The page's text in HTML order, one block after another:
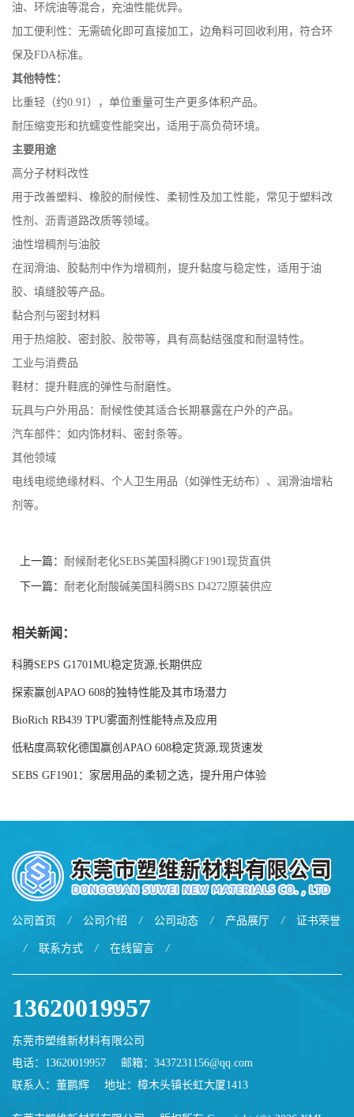
油、环烷油等混合，充油性能优异。
加工便利性 ：无需硫化即可直接加工，边角料可回收利用，符合环
保及FDA标准。
其他特性：
比重轻（约0.91 ），单位重量可生产更多体积产品。
耐压缩变形和抗蠕变性能突出，适用于高负荷环境。
主要用途
高分子材料改性
用于改善塑料、橡胶的耐候性、柔韧性及加工性能，常见于塑料改
性剂、沥青道路改质等领域。
油性增稠剂与油胶
在润滑油、胶黏剂中作为增稠剂，提升黏度与稳定性，适用于油
胶、填缝胶等产品。
黏合剂与密封材料
用于热熔胶、密封胶、胶带等，具有高黏结强度和耐温特性。
工业与消费品
鞋材：提升鞋底的弹性与耐磨性。
玩具与户外用品 ：耐候性使其适合长期暴露在户外的产品。
汽车部件：如内饰材料、密封条等。
其他领域
电线电缆绝缘材料、个人卫生用品（如弹性无纺布）、润滑油增粘
剂等。
上一篇： 耐候耐老化SEBS美国科腾GF1901现货直供
下一篇： 耐老化耐酸碱美国科腾SBS D4272原装供应
相关新闻：
科腾SEPS G1701MU稳定货源,长期供应
探索赢创APAO 608的独特性能及其市场潜力
BioRich RB439 TPU雾面剂性能特点及应用
低粘度高软化德国赢创APAO 608稳定货源,现货速发
SEBS GF1901：家居用品的柔韧之选，提升用户体验
公司首页 / 公司介绍 / 公司动态 / 产品展厅 / 证书荣誉
/ 联系方式 / 在线留言 /
13620019957
东莞市塑维新材料有限公司
电话：13620019957
邮箱： 3437231156@qq.com
联系人：董鹏辉
地址：樟木头镇长虹大厦1413